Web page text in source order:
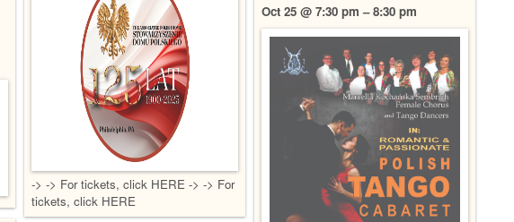
-> -> For tickets, click HERE -> -> For
tickets, click HERE
Oct 25 @ 7:30 pm – 8:30 pm